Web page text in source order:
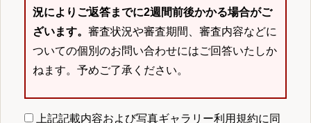
況によりご返答までに2週間前後かかる場合がご
ざいます。 審査状況や審査期間、審査内容などに
ついての個別のお問い合わせにはご回答いたしか
ねます。予めご了承ください。
上記記載内容および写真ギャラリー利用規約に同